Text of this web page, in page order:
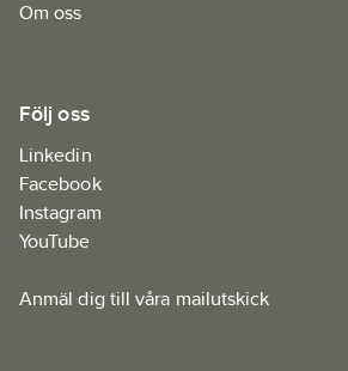
Om oss
Följ oss
Linkedin
Facebook
Instagram
YouTube
Anmäl dig till våra mailutskick